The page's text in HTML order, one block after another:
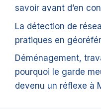
savoir avant d’en
La détection de
pratiques en
Déménagement,
pourquoi le garde
devenu un réflexe à